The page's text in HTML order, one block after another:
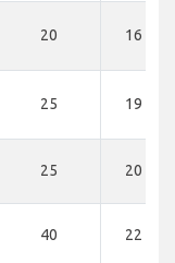
20 16 KM
25 19 KM
25 20 KM
40 22 KM